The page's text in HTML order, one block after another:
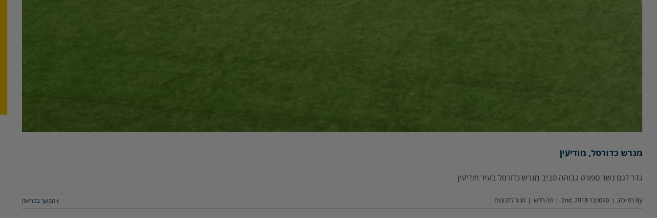
מגרש כדורסל, מודיעין
גדר דגם נשר ספורט גבוהה סביב מגרש כדורסל בעיר מודיעין
By רפי כהן | ספטמבר 2nd, 2018 | מה חדש | סגור לתגובות המשך בקריאה